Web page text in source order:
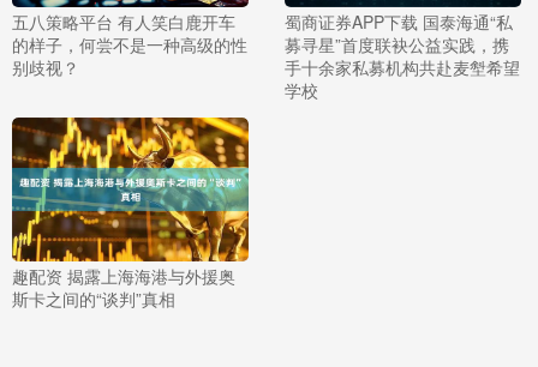
五八策略平台 有人笑白鹿开车
的样子，何尝不是一种高级的性
别歧视？
蜀商证券APP下载 国泰海通“私
募寻星”首度联袂公益实践，携
手十余家私募机构共赴麦㙦希望
学校
趣配资 揭露上海海港与外援奥
斯卡之间的“谈判”真相